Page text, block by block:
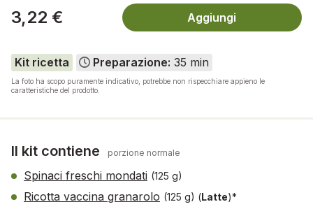
3,22 € Aggiungi
Kit ricetta Preparazione: 35 min
La foto ha scopo puramente indicativo, potrebbe non rispecchiare appieno le
caratteristiche del prodotto.
Il kit contiene porzione normale
Spinaci freschi mondati (125 g)
Ricotta vaccina granarolo (125 g) (Latte)*